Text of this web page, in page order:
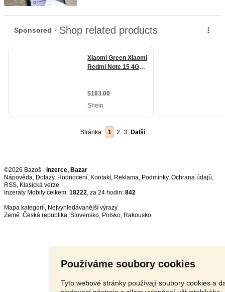
Používáme soubory cookies
Tyto webové stránky používají soubory cookies a
Stránka: 1 2 3 Další
©2026 Bazoš - Inzerce, Bazar
Nápověda, Dotazy, Hodnocení, Kontakt, Reklama, Podmínky, Ochrana údajů,
RSS,
Inzeráty Mobily celkem: 18222, za 24 hodin: 842
Mapa kategorií, Nejvyhledávanější výrazy
Země: Česká republika, Slovensko, Polsko, Rakousko